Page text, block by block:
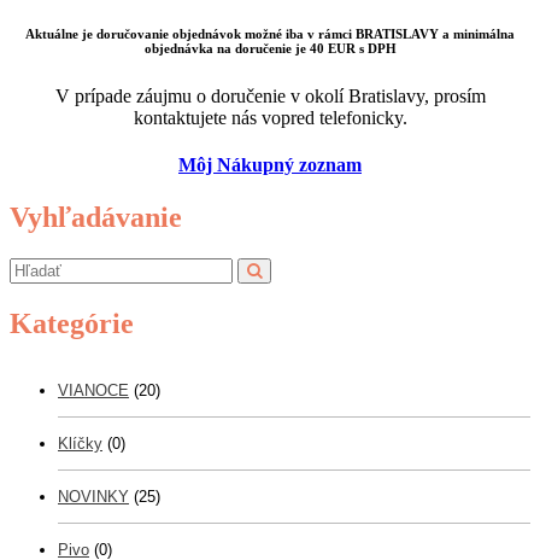
Aktuálne je doručovanie objednávok možné iba v rámci BRATISLAVY a minimálna
objednávka na doručenie je 40 EUR s DPH
V prípade záujmu o doručenie v okolí Bratislavy, prosím
kontaktujete nás vopred telefonicky.
Môj Nákupný zoznam
Vyhľadávanie
Kategórie
VIANOCE (20)
Klíčky (0)
NOVINKY (25)
Pivo (0)